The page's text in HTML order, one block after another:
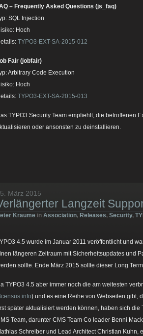
– Frequently Asked Questions (js_faq)
SQL Injection
Hoch
TYPO3-EXT-SA-2015-012
Fair (jobfair)
Arbitrary Code Execution
Hoch
TYPO3-EXT-SA-2015-013
TYPO3 Security Team empfiehlt, die betroffenen
oder ansonsten zu deinstallieren.
März 2015
Langzeit
Kraume in Association, Releases, Security,
4.5 wurde im Januar 2011 veröffentlicht und
längeren Zeitraum mit Sicherheitsupdates und
sollte. Ende März 2015 sollte dieser Long
TYPO3 4.5 aber immer noch die am weitesten
) und es eine Reihe von Webseiten gibt,
später aktualisiert werden können, haben sich die
Team, darunter CMS Team Co leader Benni
Schreiber und Lead Architect Christian Kuhn,